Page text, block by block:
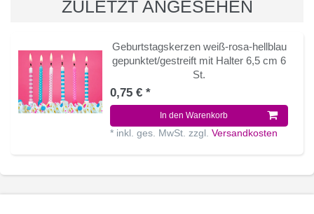
ZULETZT ANGESEHEN
Geburtstagskerzen weiß-rosa-hellblau
gepunktet/gestreift mit Halter 6,5 cm 6
St.
0,75 € *
In den Warenkorb
* inkl. ges. MwSt. zzgl.Versandkosten